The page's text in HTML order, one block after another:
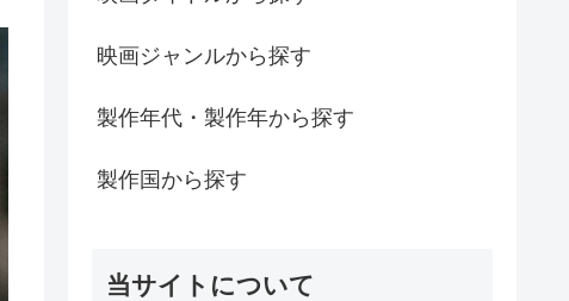
映画ジャンルから探す
製作年代・製作年から探す
製作国から探す
当サイトについて